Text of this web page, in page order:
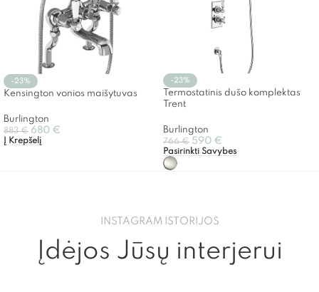
-23%
Kensington vonios maišytuvas
Burlington
883€ 680 €
Į Krepšelį
-23%
Termostatinis dušo komplektas
Trent
Burlington
766€ 590 €
Pasirinkti Savybes
INSTAGRAM ISTORIJOS
Įdėjos Jūsų interjerui